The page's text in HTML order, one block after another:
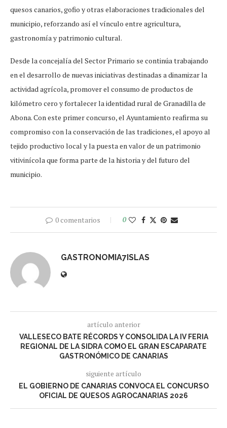
quesos canarios, gofio y otras elaboraciones tradicionales del
municipio, reforzando así el vínculo entre agricultura,
gastronomía y patrimonio cultural.
Desde la concejalía del Sector Primario se continúa trabajando
en el desarrollo de nuevas iniciativas destinadas a dinamizar la
actividad agrícola, promover el consumo de productos de
kilómetro cero y fortalecer la identidad rural de Granadilla de
Abona. Con este primer concurso, el Ayuntamiento reafirma su
compromiso con la conservación de las tradiciones, el apoyo al
tejido productivo local y la puesta en valor de un patrimonio
vitivinícola que forma parte de la historia y del futuro del
municipio.
0 comentarios 0
GASTRONOMIA7ISLAS
artículo anterior
VALLESECO BATE RÉCORDS Y CONSOLIDA LA IV FERIA
REGIONAL DE LA SIDRA COMO EL GRAN ESCAPARATE
GASTRONÓMICO DE CANARIAS
siguiente artículo
EL GOBIERNO DE CANARIAS CONVOCA EL CONCURSO
OFICIAL DE QUESOS AGROCANARIAS 2026